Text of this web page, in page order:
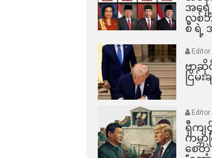
အရှေ့
လစ်
စီ ရဲ့
Editor
ဗာဆို
ငြိမ်
ရှီကျ
ကမ္ဘ
စေတဲ့